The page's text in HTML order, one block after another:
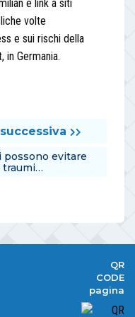
e link a siti
volte
e sui rischi della
in Germania.
possono evitare
traumi…
QR
CODE
pagina